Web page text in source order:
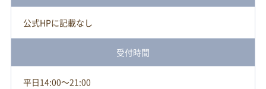
公式HPに記載なし
受付時間
平日14:00～21:00